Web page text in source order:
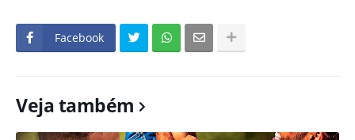
Facebook
Veja também